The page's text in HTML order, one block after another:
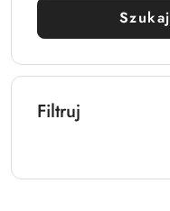
Szukaj
Filtruj